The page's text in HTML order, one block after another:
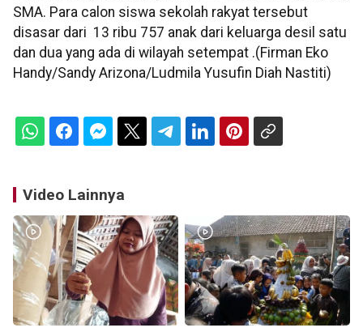
SMA. Para calon siswa sekolah rakyat tersebut
disasar dari 13 ribu 757 anak dari keluarga desil satu
dan dua yang ada di wilayah setempat .(Firman Eko
Handy/Sandy Arizona/Ludmila Yusufin Diah Nastiti)
Video Lainnya